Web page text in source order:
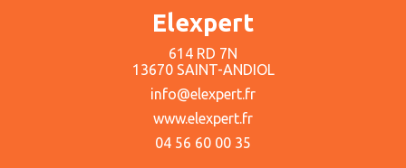
Elexpert
614 RD 7N
13670 SAINT-ANDIOL
info@elexpert.fr
www.elexpert.fr
04 56 60 00 35